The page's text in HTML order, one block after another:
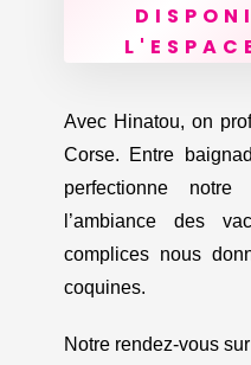
Avec Hinatou, on
Corse. Entre
perfectionne
l’ambiance des
complices nous
coquines.
Notre rendez-vous